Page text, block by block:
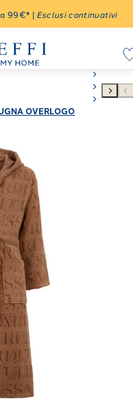
99€* | Esclusi continuativi
OVERLOGO